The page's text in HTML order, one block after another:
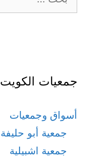
عن:
جمعيات الكويت
أسواق وجمعيات
جمعية أبو حليفة
جمعية اشبيلية